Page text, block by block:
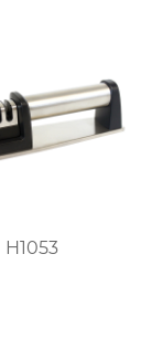
H1053